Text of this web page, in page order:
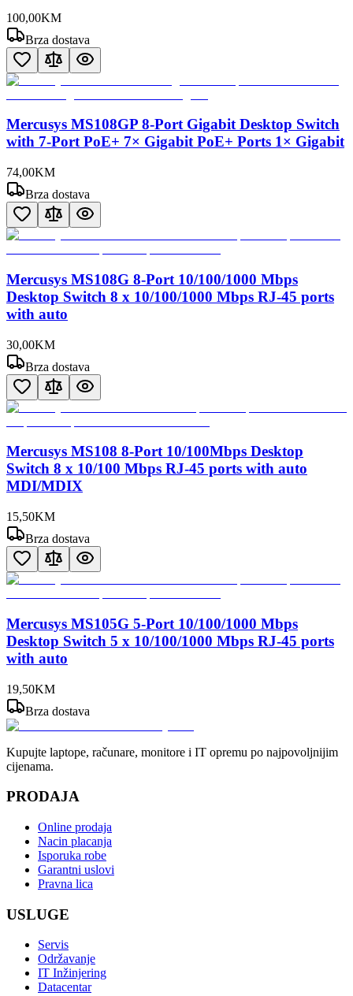
100,00KM
Brza dostava
Mercusys MS108GP 8-Port Gigabit Desktop Switch
with 7-Port PoE+ 7× Gigabit PoE+ Ports 1× Gigabit
74,00KM
Brza dostava
Mercusys MS108G 8-Port 10/100/1000 Mbps
Desktop Switch 8 x 10/100/1000 Mbps RJ-45 ports
with auto
30,00KM
Brza dostava
Mercusys MS108 8-Port 10/100Mbps Desktop
Switch 8 x 10/100 Mbps RJ-45 ports with auto
MDI/MDIX
15,50KM
Brza dostava
Mercusys MS105G 5-Port 10/100/1000 Mbps
Desktop Switch 5 x 10/100/1000 Mbps RJ-45 ports
with auto
19,50KM
Brza dostava
Kupujte laptope, računare, monitore i IT opremu po najpovoljnijim
cijenama.
PRODAJA
Online prodaja
Nacin placanja
Isporuka robe
Garantni uslovi
Pravna lica
USLUGE
Servis
Održavanje
IT Inžinjering
Datacentar